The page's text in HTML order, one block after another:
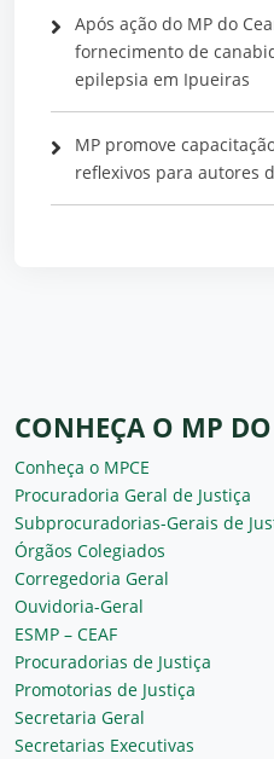
Após ação do MP do
fornecimento de
epilepsia em Ipueiras
MP promove
reflexivos para autores
CONHEÇA O MP
Conheça o MPCE
Procuradoria Geral de Justiça
Subprocuradorias-Gerais de
Órgãos Colegiados
Corregedoria Geral
Ouvidoria-Geral
ESMP – CEAF
Procuradorias de Justiça
Promotorias de Justiça
Secretaria Geral
Secretarias Executivas